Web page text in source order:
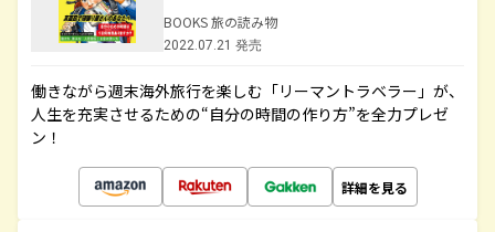
BOOKS 旅の読み物
2022.07.21 発売
働きながら週末海外旅行を楽しむ「リーマントラベラー」が、
人生を充実させるための“自分の時間の作り方”を全力プレゼ
ン！
詳細を見る